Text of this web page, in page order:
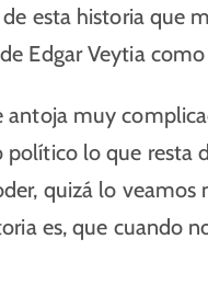
esta historia que
Edgar Veytia
antoja muy
lo que resta
quizá lo
es, que cuando